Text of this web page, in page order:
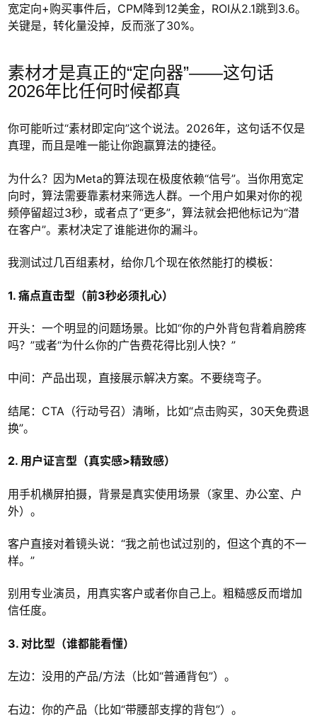
宽定向+购买事件后，CPM降到12美金，ROI从2.1跳到3.6。
关键是，转化量没掉，反而涨了30%。
素材才是真正的“定向器”——这句话
2026年比任何时候都真
你可能听过“素材即定向”这个说法。2026年，这句话不仅是
真理，而且是唯一能让你跑赢算法的捷径。
为什么？因为Meta的算法现在极度依赖“信号”。当你用宽定
向时，算法需要靠素材来筛选人群。一个用户如果对你的视
频停留超过3秒，或者点了“更多”，算法就会把他标记为“潜
在客户”。素材决定了谁能进你的漏斗。
我测试过几百组素材，给你几个现在依然能打的模板：
1. 痛点直击型（前3秒必须扎心）
开头：一个明显的问题场景。比如“你的户外背包背着肩膀疼
吗？”或者“为什么你的广告费花得比别人快？”
中间：产品出现，直接展示解决方案。不要绕弯子。
结尾：CTA（行动号召）清晰，比如“点击购买，30天免费退
换”。
2. 用户证言型（真实感>精致感）
用手机横屏拍摄，背景是真实使用场景（家里、办公室、户
外）。
客户直接对着镜头说：“我之前也试过别的，但这个真的不一
样。”
别用专业演员，用真实客户或者你自己上。粗糙感反而增加
信任度。
3. 对比型（谁都能看懂）
左边：没用的产品/方法（比如“普通背包”）。
右边：你的产品（比如“带腰部支撑的背包”）。